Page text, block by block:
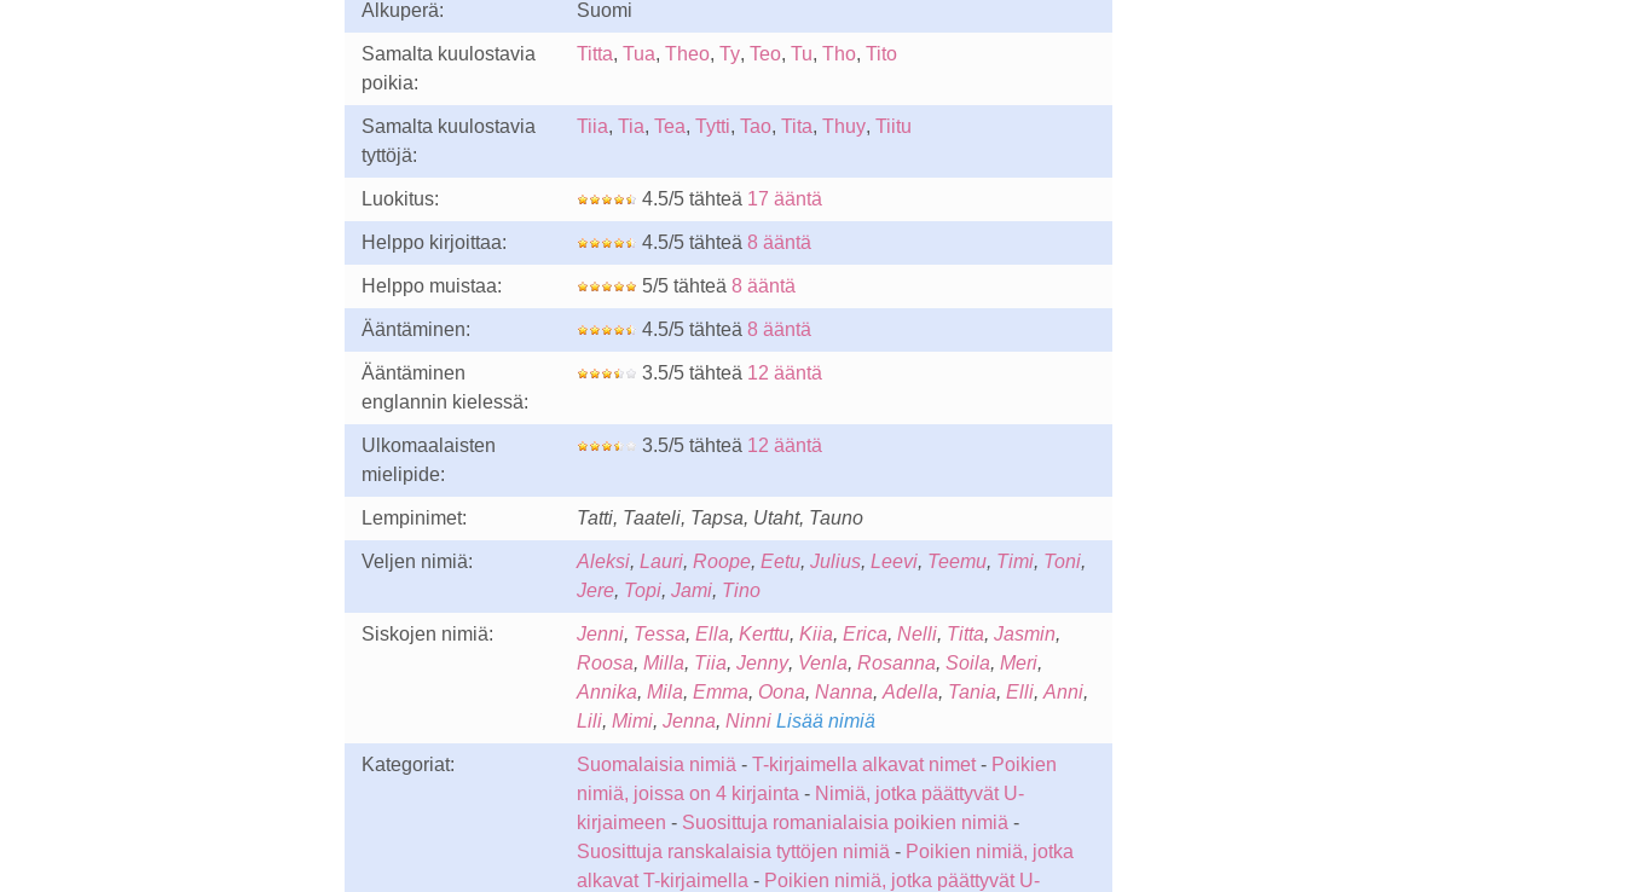
Alkuperä: Suomi
Samalta kuulostavia
poikia:
Titta, Tua, Theo, Ty, Teo, Tu, Tho, Tito
Samalta kuulostavia
tyttöjä:
Tiia, Tia, Tea, Tytti, Tao, Tita, Thuy, Tiitu
Luokitus: 4.5/5 tähteä 17 ääntä
Helppo kirjoittaa: 4.5/5 tähteä 8 ääntä
Helppo muistaa: 5/5 tähteä 8 ääntä
Ääntäminen: 4.5/5 tähteä 8 ääntä
Ääntäminen
englannin kielessä:
3.5/5 tähteä 12 ääntä
Ulkomaalaisten
mielipide:
3.5/5 tähteä 12 ääntä
Lempinimet: Tatti, Taateli, Tapsa, Utaht, Tauno
Veljen nimiä: Aleksi, Lauri, Roope, Eetu, Julius, Leevi, Teemu, Timi, Toni,
Jere, Topi, Jami, Tino
Siskojen nimiä: Jenni, Tessa, Ella, Kerttu, Kiia, Erica, Nelli, Titta, Jasmin,
Roosa, Milla, Tiia, Jenny, Venla, Rosanna, Soila, Meri,
Annika, Mila, Emma, Oona, Nanna, Adella, Tania, Elli, Anni,
Lili, Mimi, Jenna, Ninni Lisää nimiä
Kategoriat: Suomalaisia nimiä - T-kirjaimella alkavat nimet- Poikien
nimiä, joissa on 4 kirjainta - Nimiä, jotka päättyvät U-
kirjaimeen - Suosittuja romanialaisia poikien nimiä -
Suosittuja ranskalaisia tyttöjen nimiä - Poikien nimiä, jotka
alkavat T-kirjaimella - Poikien nimiä, jotka päättyvät U-